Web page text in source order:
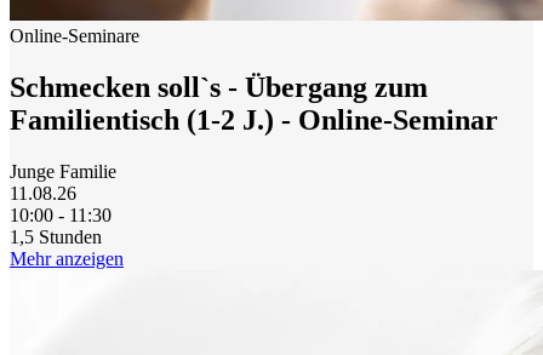
Online-Seminare
Schmecken soll`s - Übergang zum
Familientisch (1-2 J.) - Online-Seminar
Junge Familie
11.08.26
10:00 - 11:30
1,5 Stunden
Mehr anzeigen